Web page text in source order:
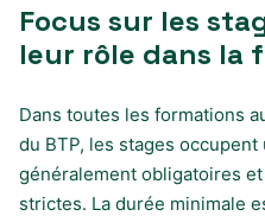
Focus sur les
leur rôle dans la
Dans toutes les formations
du BTP, les stages
généralement obligatoires
strictes. La durée minimale